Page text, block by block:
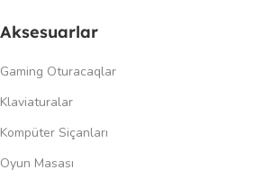
Aksesuarlar
Gaming Oturacaqlar
Klaviaturalar
Kompüter Siçanları
Oyun Masası